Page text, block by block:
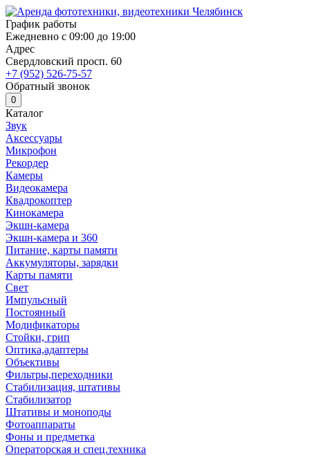
График работы
Ежедневно с 09:00 до 19:00
Адрес
Свердловский просп. 60
+7 (952) 526-75-57
Обратный звонок
0
Каталог
Звук
Аксессуары
Микрофон
Рекордер
Камеры
Видеокамера
Квадрокоптер
Кинокамера
Экшн-камера
Экшн-камера и 360
Питание, карты памяти
Аккумуляторы, зарядки
Карты памяти
Свет
Импульсный
Постоянный
Модификаторы
Стойки, грип
Оптика,адаптеры
Объективы
Фильтры,переходники
Стабилизация, штативы
Стабилизатор
Штативы и моноподы
Фотоаппараты
Фоны и предметка
Операторская и спец.техника